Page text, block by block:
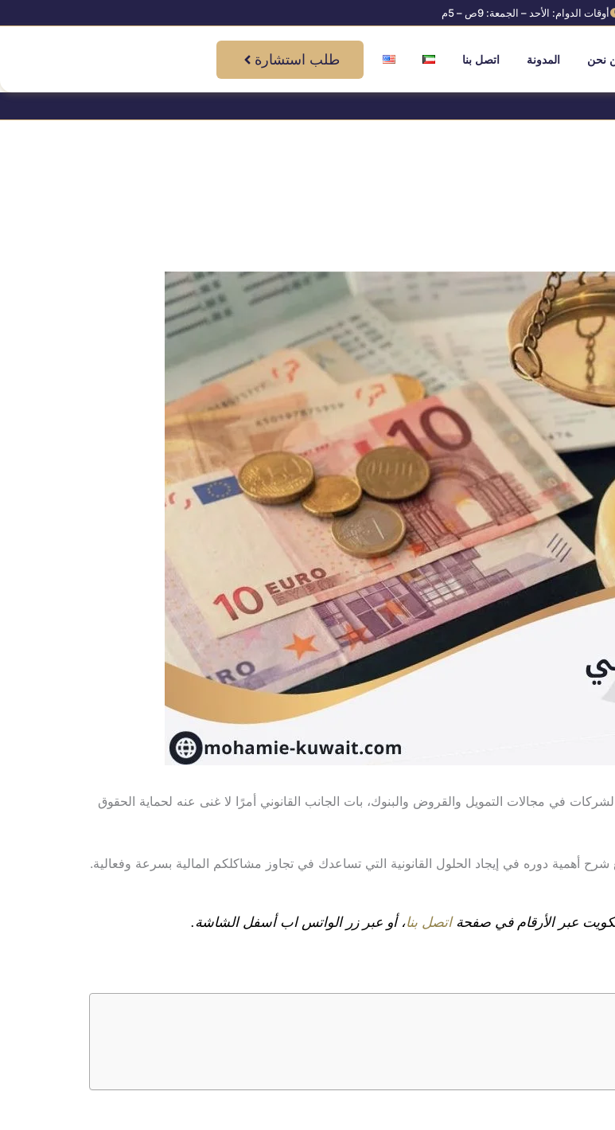
أوقات الدوام: الأحد – الجمعة: 9ص – 5م
نحن المدونة اتصل بنا طلب استشارة
في مجالات التمويل والقروض والبنوك، بات الجانب القانوني أمرًا لا غنى عنه لحماية الحقوق
شرح أهمية دوره في إيجاد الحلول القانونية التي تساعدك في تجاوز مشاكلكم المالية بسرعة وفعالية.
عبر الأرقام في صفحةاتصل بنا، أو عبر زر الواتس اب أسفل الشاشة.